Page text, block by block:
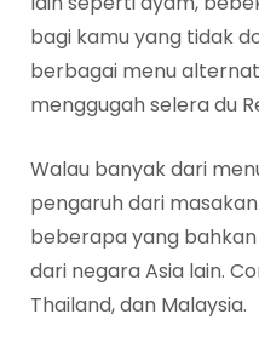
bagi kamu yang tidak
berbagai menu
menggugah selera du
Walau banyak dari
pengaruh dari
beberapa yang
dari negara Asia lain.
Thailand, dan Malaysia.